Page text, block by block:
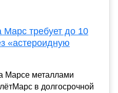
Марс требует до 10
«астероидную
Марсе металлами
в долгосрочной